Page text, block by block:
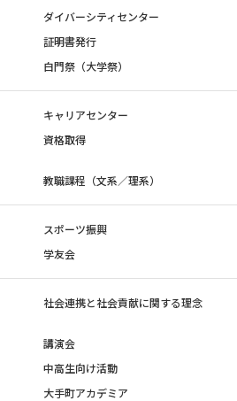
ダイバーシティセンター
証明書発行
白門祭（大学祭）
キャリアセンター
資格取得
教職課程（文系／理系）
スポーツ振興
学友会
社会連携と社会貢献に関する理念
講演会
中高生向け活動
大手町アカデミア